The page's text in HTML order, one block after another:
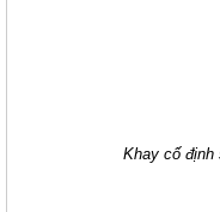
Khay cố định